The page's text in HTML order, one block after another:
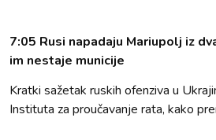
7:05 Rusi napadaju Mariupolj iz
im nestaje municije
Kratki sažetak ruskih ofenziva u
Instituta za proučavanje rata, kako